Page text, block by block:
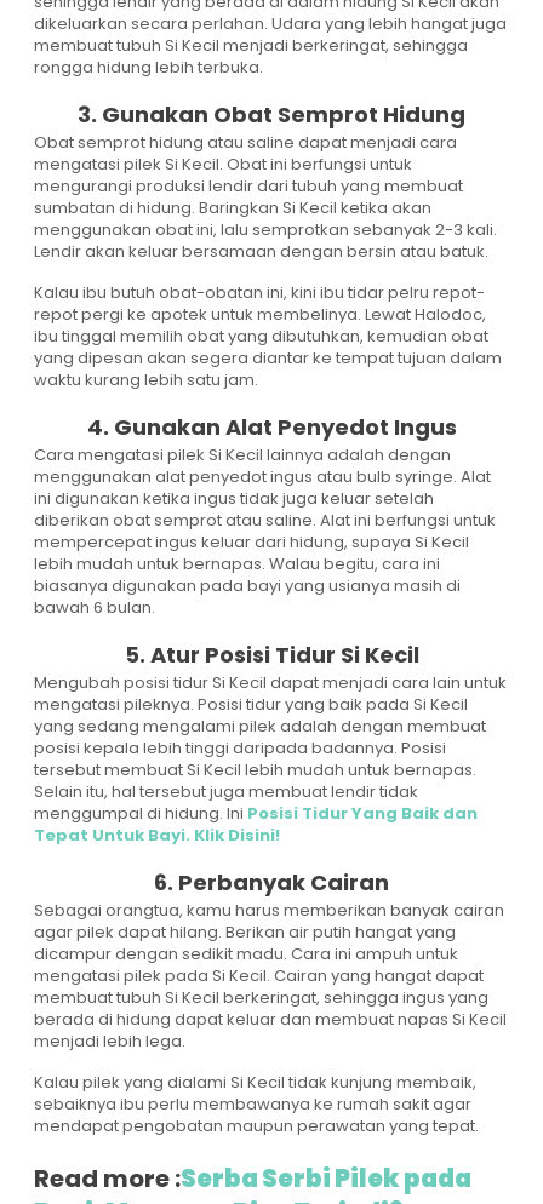
dikeluarkan secara perlahan. Udara yang lebih hangat juga
membuat tubuh Si Kecil menjadi berkeringat, sehingga
rongga hidung lebih terbuka.
3. Gunakan Obat Semprot Hidung
Obat semprot hidung atau saline dapat menjadi cara
mengatasi pilek Si Kecil. Obat ini berfungsi untuk
mengurangi produksi lendir dari tubuh yang membuat
sumbatan di hidung. Baringkan Si Kecil ketika akan
menggunakan obat ini, lalu semprotkan sebanyak 2-3 kali.
Lendir akan keluar bersamaan dengan bersin atau batuk.
Kalau ibu butuh obat-obatan ini, kini ibu tidar pelru repot-
repot pergi ke apotek untuk membelinya. Lewat Halodoc,
ibu tinggal memilih obat yang dibutuhkan, kemudian obat
yang dipesan akan segera diantar ke tempat tujuan dalam
waktu kurang lebih satu jam.
4. Gunakan Alat Penyedot Ingus
Cara mengatasi pilek Si Kecil lainnya adalah dengan
menggunakan alat penyedot ingus atau bulb syringe. Alat
ini digunakan ketika ingus tidak juga keluar setelah
diberikan obat semprot atau saline. Alat ini berfungsi untuk
mempercepat ingus keluar dari hidung, supaya Si Kecil
lebih mudah untuk bernapas. Walau begitu, cara ini
biasanya digunakan pada bayi yang usianya masih di
bawah 6 bulan.
5. Atur Posisi Tidur Si Kecil
Mengubah posisi tidur Si Kecil dapat menjadi cara lain untuk
mengatasi pileknya. Posisi tidur yang baik pada Si Kecil
yang sedang mengalami pilek adalah dengan membuat
posisi kepala lebih tinggi daripada badannya. Posisi
tersebut membuat Si Kecil lebih mudah untuk bernapas.
Selain itu, hal tersebut juga membuat lendir tidak
menggumpal di hidung. Ini Posisi Tidur Yang Baik dan
Tepat Untuk Bayi. Klik Disini!
6. Perbanyak Cairan
Sebagai orangtua, kamu harus memberikan banyak cairan
agar pilek dapat hilang. Berikan air putih hangat yang
dicampur dengan sedikit madu. Cara ini ampuh untuk
mengatasi pilek pada Si Kecil. Cairan yang hangat dapat
membuat tubuh Si Kecil berkeringat, sehingga ingus yang
berada di hidung dapat keluar dan membuat napas Si Kecil
menjadi lebih lega.
Kalau pilek yang dialami Si Kecil tidak kunjung membaik,
sebaiknya ibu perlu membawanya ke rumah sakit agar
mendapat pengobatan maupun perawatan yang tepat.
Read more :Serba Serbi Pilek pada